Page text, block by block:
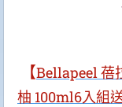
【Bellapeel 蓓
柚 100ml6入組